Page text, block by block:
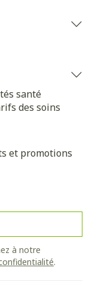
santé
des soins
et promotions
à notre
.